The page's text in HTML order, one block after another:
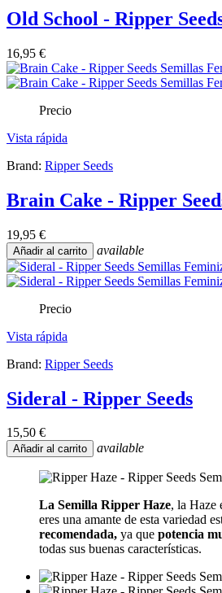
Old School - Ripper
16,95 €
Precio
Vista rápida
Brand: Ripper Seeds
Brain Cake - Ripper
19,95 €
Añadir al carrito available
Precio
Vista rápida
Brand: Ripper Seeds
Sideral - Ripper Seeds
15,50 €
Añadir al carrito available
La Semilla Ripper Haze, la Haze
eres una amante de esta variedad
recomendada, ya que potencia
todas sus buenas características.